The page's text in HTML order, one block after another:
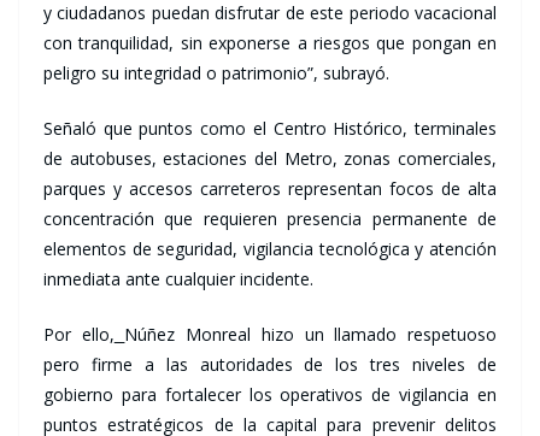
y ciudadanos puedan disfrutar de este periodo vacacional
con tranquilidad, sin exponerse a riesgos que pongan en
peligro su integridad o patrimonio”, subrayó.
Señaló que puntos como el Centro Histórico, terminales
de autobuses, estaciones del Metro, zonas comerciales,
parques y accesos carreteros representan focos de alta
concentración que requieren presencia permanente de
elementos de seguridad, vigilancia tecnológica y atención
inmediata ante cualquier incidente.
Por ello, Núñez Monreal hizo un llamado respetuoso
pero firme a las autoridades de los tres niveles de
gobierno para fortalecer los operativos de vigilancia en
puntos estratégicos de la capital para prevenir delitos